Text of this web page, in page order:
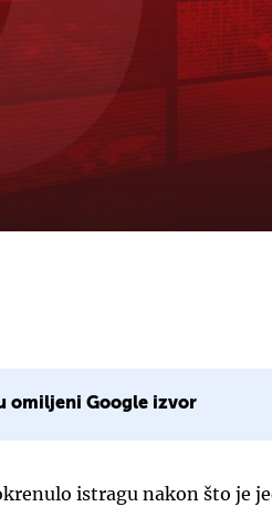
omiljeni Google izvor
istragu nakon što je